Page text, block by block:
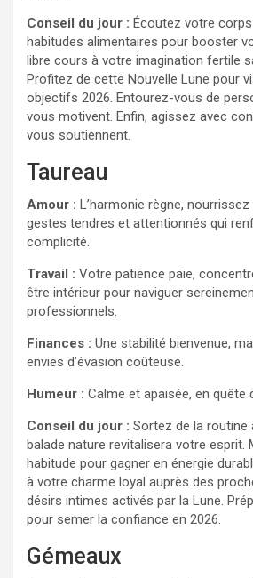
Conseil du jour : Écoutez votre
habitudes alimentaires pour booster
libre cours à votre imagination fertile
Profitez de cette Nouvelle Lune pour
objectifs 2026. Entourez-vous de
vous motivent. Enfin, agissez avec
vous soutiennent.
Taureau
Amour : L’harmonie règne,
gestes tendres et attentionnés qui
complicité.
Travail : Votre patience paie,
être intérieur pour naviguer
professionnels.
Finances : Une stabilité bienvenue,
envies d’évasion coûteuse.
Humeur : Calme et apaisée, en quête
Conseil du jour : Sortez de la routine
balade nature revitalisera votre esprit.
habitude pour gagner en énergie
à votre charme loyal auprès des
désirs intimes activés par la Lune.
pour semer la confiance en 2026.
Gémeaux